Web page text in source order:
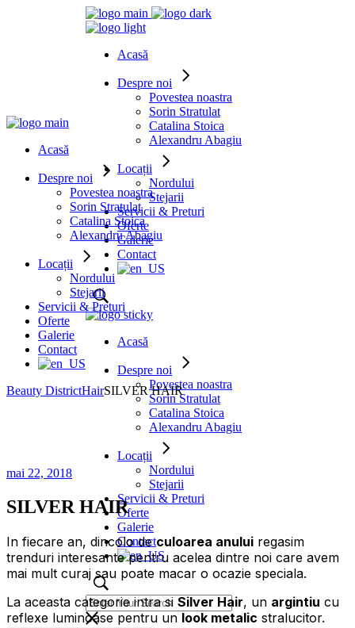
Acasă
Despre noi
Povestea noastra
Sorin Stratulat
Catalina Stoica
Alexandru Abagiu
Locații
Nordului
Stejarii
Servicii & Preturi
Oferte
Galerie
Contact
Acasă
Despre noi
Povestea noastra
Sorin Stratulat
Catalina Stoica
Alexandru Abagiu
Locații
Nordului
Stejarii
Servicii & Preturi
Oferte
Galerie
Contact
Acasă
Despre noi
Povestea noastra
Sorin Stratulat
Catalina Stoica
Alexandru Abagiu
Locații
Nordului
Stejarii
Servicii & Preturi
Oferte
Galerie
Contact
Beauty DistrictHairSILVER HAIR
mai 22, 2018
SILVER HAIR
In fiecare an, dincolo deculoarea anului regasim
trenduri interesante pentru acelea dintre noi care avem
mai mult curaj sau poate macar o ocazie speciala.
La aceasta categorie intra si Silver Hair, un argintiu cu
reflexe luminoase pentru un look metalic stralucitor.